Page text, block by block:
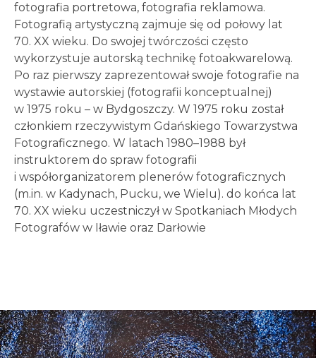
fotografia portretowa, fotografia reklamowa.
Fotografią artystyczną zajmuje się od połowy lat
70. XX wieku. Do swojej twórczości często
wykorzystuje autorską technikę fotoakwarelową.
Po raz pierwszy zaprezentował swoje fotografie na
wystawie autorskiej (fotografii konceptualnej)
w 1975 roku – w Bydgoszczy. W 1975 roku został
członkiem rzeczywistym Gdańskiego Towarzystwa
Fotograficznego. W latach 1980–1988 był
instruktorem do spraw fotografii
i współorganizatorem plenerów fotograficznych
(m.in. w Kadynach, Pucku, we Wielu). do końca lat
70. XX wieku uczestniczył w Spotkaniach Młodych
Fotografów w Iławie oraz Darłowie